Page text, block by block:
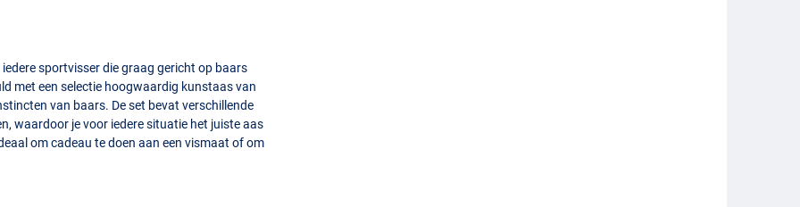
sportvisser die graag gericht op baars
met een selectie hoogwaardig kunstaas van
van baars. De set bevat verschillende
waardoor je voor iedere situatie het juiste aas
om cadeau te doen aan een vismaat of om